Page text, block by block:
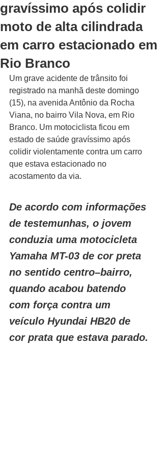
gravíssimo após colidir
moto de alta cilindrada
em carro estacionado em
Rio Branco
Um grave acidente de trânsito foi
registrado na manhã deste domingo
(15), na avenida Antônio da Rocha
Viana, no bairro Vila Nova, em Rio
Branco. Um motociclista ficou em
estado de saúde gravíssimo após
colidir violentamente contra um carro
que estava estacionado no
acostamento da via.
De acordo com informações
de testemunhas, o jovem
conduzia uma motocicleta
Yamaha MT-03 de cor preta
no sentido centro–bairro,
quando acabou batendo
com força contra um
veículo Hyundai HB20 de
cor prata que estava parado.